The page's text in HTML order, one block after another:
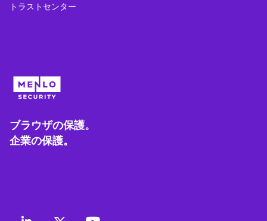
トラストセンター
ブラウザの保護。
企業の保護。